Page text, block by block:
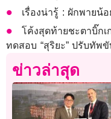
เรื่องน่ารู้ : ผักพายน้อ
โค้งสุดท้ายชะตาบิ๊ก
ทดสอบ “สุริยะ” ปรับทัพ
ข่าวล่าสุด